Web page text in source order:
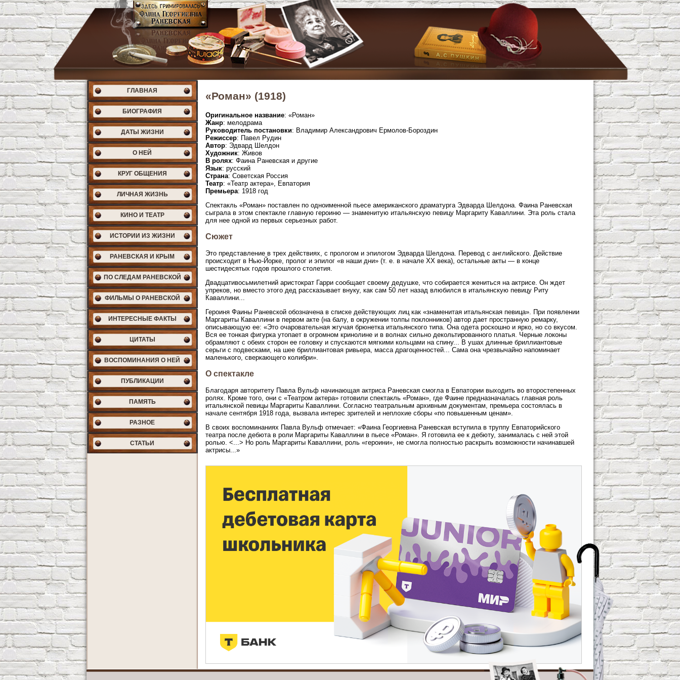
ГЛАВНАЯ
БИОГРАФИЯ
ДАТЫ ЖИЗНИ
О НЕЙ
КРУГ ОБЩЕНИЯ
ЛИЧНАЯ ЖИЗНЬ
КИНО И ТЕАТР
ИСТОРИИ ИЗ ЖИЗНИ
РАНЕВСКАЯ И КРЫМ
ПО СЛЕДАМ РАНЕВСКОЙ
ФИЛЬМЫ О РАНЕВСКОЙ
ИНТЕРЕСНЫЕ ФАКТЫ
ЦИТАТЫ
ВОСПОМИНАНИЯ О НЕЙ
ПУБЛИКАЦИИ
ПАМЯТЬ
РАЗНОЕ
СТАТЬИ
«Роман» (1918)
Оригинальное название: «Роман»
Жанр: мелодрама
Руководитель постановки: Владимир Александрович Ермолов-Бороздин
Режиссер: Павел Рудин
Автор: Эдвард Шелдон
Художник: Живов
В ролях: Фаина Раневская и другие
Язык: русский
Страна: Советская Россия
Театр: «Театр актера», Евпатория
Премьера: 1918 год
Спектакль «Роман» поставлен по одноименной пьесе американского драматурга Эдварда Шелдона. Фаина Раневская
сыграла в этом спектакле главную героиню — знаменитую итальянскую певицу Маргариту Каваллини. Эта роль стала
для нее одной из первых серьезных работ.
Сюжет
Это представление в трех действиях, с прологом и эпилогом Эдварда Шелдона. Перевод с английского. Действие
происходит в Нью-Йорке, пролог и эпилог «в наши дни» (т. е. в начале XX века), остальные акты — в конце
шестидесятых годов прошлого столетия.
Двадцативосьмилетний аристократ Гарри сообщает своему дедушке, что собирается жениться на актрисе. Он ждет
упреков, но вместо этого дед рассказывает внуку, как сам 50 лет назад влюбился в итальянскую певицу Риту
Каваллини...
Героиня Фаины Раневской обозначена в списке действующих лиц как «знаменитая итальянская певица». При появлении
Маргариты Каваллини в первом акте (на балу, в окружении толпы поклонников) автор дает пространную ремарку,
описывающую ее: «Это очаровательная жгучая брюнетка итальянского типа. Она одета роскошно и ярко, но со вкусом.
Вся ее тонкая фигурка утопает в огромном кринолине и в волнах сильно декольтированного платья. Черные локоны
обрамляют с обеих сторон ее головку и спускаются мягкими кольцами на спину... В ушах длинные бриллиантовые
серьги с подвесками, на шее бриллиантовая ривьера, масса драгоценностей... Сама она чрезвычайно напоминает
маленького, сверкающего колибри».
О спектакле
Благодаря авторитету Павла Вульф начинающая актриса Раневская смогла в Евпатории выходить во второстепенных
ролях. Кроме того, они с «Театром актера» готовили спектакль «Роман», где Фаине предназначалась главная роль
итальянской певицы Маргариты Каваллини. Согласно театральным архивным документам, премьера состоялась в
начале сентября 1918 года, вызвала интерес зрителей и неплохие сборы «по повышенным ценам».
В своих воспоминаниях Павла Вульф отмечает: «Фаина Георгиевна Раневская вступила в труппу Евпаторийского
театра после дебюта в роли Маргариты Каваллини в пьесе «Роман». Я готовила ее к дебюту, занималась с ней этой
ролью. <...> Но роль Маргариты Каваллини, роль «героини», не смогла полностью раскрыть возможности начинавшей
актрисы...»